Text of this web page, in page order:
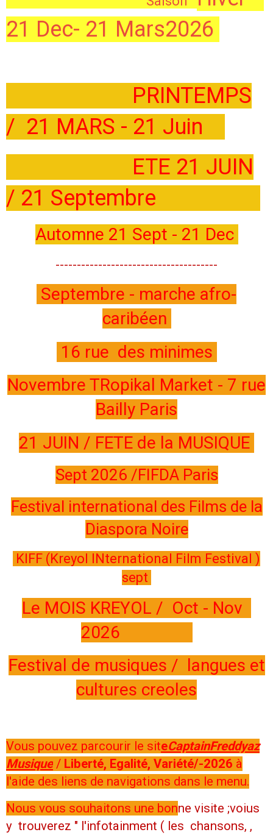
21 Dec- 21 Mars2026
PRINTEMPS
/ 21 MARS - 21 Juin
ETE 21 JUIN
/ 21 Septembre
Automne 21 Sept - 21 Dec
--------------------------------------
Septembre - marche afro-
caribéen
16 rue des minimes
Novembre TRopikal Market - 7 rue
Bailly Paris
21 JUIN / FETE de la MUSIQUE
Sept 2026 /FIFDA Paris
Festival international des Films de la
Diaspora Noire
KIFF (Kreyol INternational Film Festival )
sept
Le MOIS KREYOL / Oct - Nov
2026
Festival de musiques / langues et
cultures creoles
Vous pouvez parcourir le siteCaptainFreddyaz
Musique / Liberté, Egalité, Variété/-2026 à
l'aide des liens de navigations dans le menu.
Nous vous souhaitons une bonne visite ;voius
y trouverez " l'infotainment ( les chansons, ,